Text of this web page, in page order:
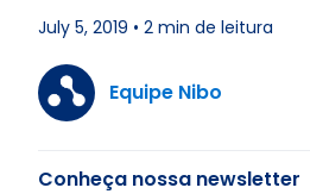
July 5, 2019 • 2 min de leitura
Equipe Nibo
Conheça nossa newsletter